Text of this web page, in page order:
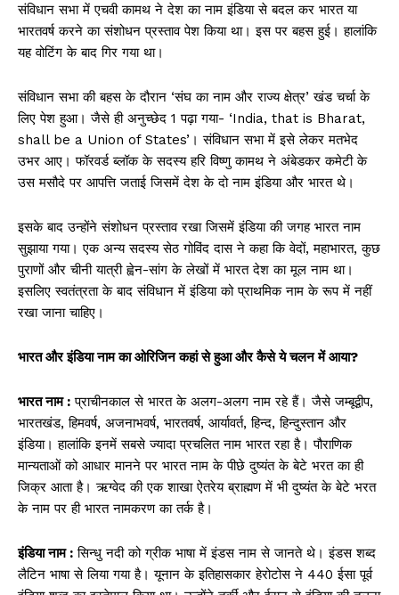
संविधान सभा में एचवी कामथ ने देश का नाम इंडिया से बदल कर भारत या
भारतवर्ष करने का संशोधन प्रस्ताव पेश किया था। इस पर बहस हुई। हालांकि
यह वोटिंग के बाद गिर गया था।
संविधान सभा की बहस के दौरान ‘संघ का नाम और राज्य क्षेत्र’ खंड चर्चा के
लिए पेश हुआ। जैसे ही अनुच्छेद 1 पढ़ा गया- ‘India, that is Bharat,
shall be a Union of States’। संविधान सभा में इसे लेकर मतभेद
उभर आए। फॉरवर्ड ब्लॉक के सदस्य हरि विष्णु कामथ ने अंबेडकर कमेटी के
उस मसौदे पर आपत्ति जताई जिसमें देश के दो नाम इंडिया और भारत थे।
इसके बाद उन्होंने संशोधन प्रस्ताव रखा जिसमें इंडिया की जगह भारत नाम
सुझाया गया। एक अन्य सदस्य सेठ गोविंद दास ने कहा कि वेदों, महाभारत, कुछ
पुराणों और चीनी यात्री ह्वेन-सांग के लेखों में भारत देश का मूल नाम था।
इसलिए स्वतंत्रता के बाद संविधान में इंडिया को प्राथमिक नाम के रूप में नहीं
रखा जाना चाहिए।
भारत और इंडिया नाम का ओरिजिन कहां से हुआ और कैसे ये चलन में आया?
भारत नाम : प्राचीनकाल से भारत के अलग-अलग नाम रहे हैं। जैसे जम्बूद्वीप,
भारतखंड, हिमवर्ष, अजनाभवर्ष, भारतवर्ष, आर्यावर्त, हिन्द, हिन्दुस्तान और
इंडिया। हालांकि इनमें सबसे ज्यादा प्रचलित नाम भारत रहा है। पौराणिक
मान्यताओं को आधार मानने पर भारत नाम के पीछे दुष्यंत के बेटे भरत का ही
जिक्र आता है। ऋग्वेद की एक शाखा ऐतरेय ब्राह्मण में भी दुष्यंत के बेटे भरत
के नाम पर ही भारत नामकरण का तर्क है।
इंडिया नाम : सिन्धु नदी को ग्रीक भाषा में इंडस नाम से जानते थे। इंडस शब्द
लैटिन भाषा से लिया गया है। यूनान के इतिहासकार हेरोटोस ने 440 ईसा पूर्व